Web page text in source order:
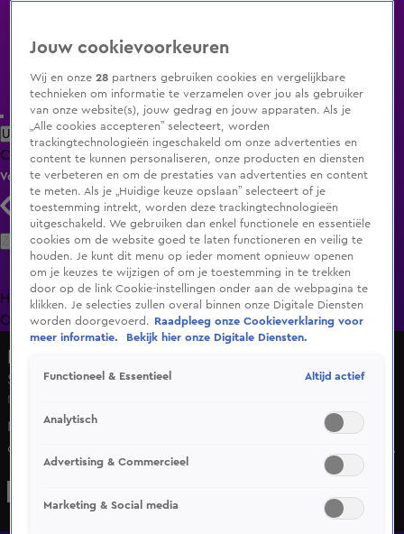
Uitzending Gemist Populaire programma's Zenders Genres
ClipsFilmsRadioSmart TV inlogShop
Volg KIJK
Zoeken
HomeUitzending Gemist Programma's De Bondgenoten
OranjezomerLivestreamsShop
Sonja zet vraagtekens bij Lotty en Frank
Ma 18 mei, 13:41
Nadat Lotty en Frank in Het Blok een bouwregel lijken te
overtreden, ontstaat er discussie over hoe eerlijk het spel
gespeeld wordt. Vooral de reactie van Frank valt bij Sonja
Jouw cookievoorkeuren
Wij en onze28 partners gebruiken cookies en vergelijkbare
technieken om informatie te verzamelen over jou als gebruiker
van onze website(s), jouw gedrag en jouw apparaten. Als je
„Alle cookies accepteren” selecteert, worden
trackingtechnologieën ingeschakeld om onze advertenties en
content te kunnen personaliseren, onze producten en diensten
te verbeteren en om de prestaties van advertenties en content
te meten. Als je „Huidige keuze opslaan” selecteert of je
toestemming intrekt, worden deze trackingtechnologieën
uitgeschakeld. We gebruiken dan enkel functionele en essentiële
cookies om de website goed te laten functioneren en veilig te
houden. Je kunt dit menu op ieder moment opnieuw openen
om je keuzes te wijzigen of om je toestemming in te trekken
door op de link Cookie-instellingen onder aan de webpagina te
klikken. Je selecties zullen overal binnen onze Digitale Diensten
worden doorgevoerd.
Raadpleeg onze Cookieverklaring voor
meer informatie.
Bekijk hier onze Digitale Diensten.
Functioneel & Essentieel Altijd actief
Analytisch
Advertising & Commercieel
Marketing & Social media